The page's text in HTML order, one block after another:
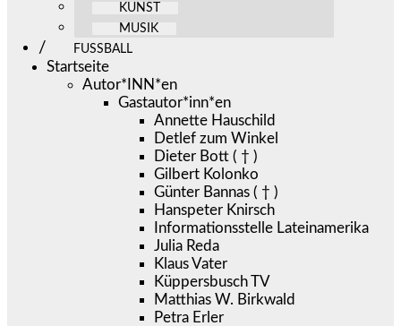
KUNST
MUSIK
FUSSBALL
Startseite
Autor*INN*en
Gastautor*inn*en
Annette Hauschild
Detlef zum Winkel
Dieter Bott ( † )
Gilbert Kolonko
Günter Bannas ( † )
Hanspeter Knirsch
Informationsstelle Lateinamerika
Julia Reda
Klaus Vater
Küppersbusch TV
Matthias W. Birkwald
Petra Erler